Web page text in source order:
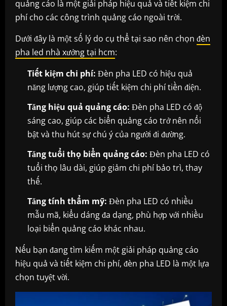
quảng cáo là một giải pháp hiệu quả và tiết kiệm chi
phí cho các công trình quảng cáo ngoài trời.
Dưới đây là một số lý do cụ thể tại sao nên chọn đèn
pha led nhà xưởng tại hcm:
Tiết kiệm chi phí: Đèn pha LED có hiệu quả
năng lượng cao, giúp tiết kiệm chi phí tiền điện.
Tăng hiệu quả quảng cáo: Đèn pha LED có độ
sáng cao, giúp các biển quảng cáo trở nên nổi
bật và thu hút sự chú ý của người đi đường.
Tăng tuổi thọ biển quảng cáo: Đèn pha LED có
tuổi thọ lâu dài, giúp giảm chi phí bảo trì, thay
thế.
Tăng tính thẩm mỹ: Đèn pha LED có nhiều
mẫu mã, kiểu dáng đa dạng, phù hợp với nhiều
loại biển quảng cáo khác nhau.
Nếu bạn đang tìm kiếm một giải pháp quảng cáo
hiệu quả và tiết kiệm chi phí, đèn pha LED là một lựa
chọn tuyệt vời.